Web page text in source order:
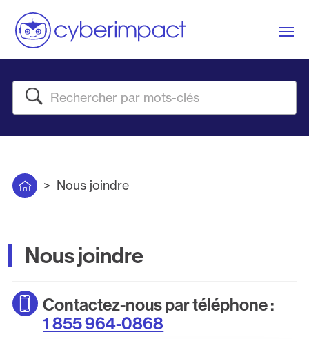
Rechercher
Accueil Nous joindre
Nous joindre
Contactez-nous par téléphone :
1 855 964-0868